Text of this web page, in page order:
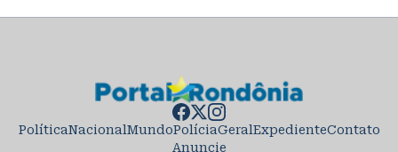
PolíticaNacionalMundoPolíciaGeralExpedienteContato
Anuncie